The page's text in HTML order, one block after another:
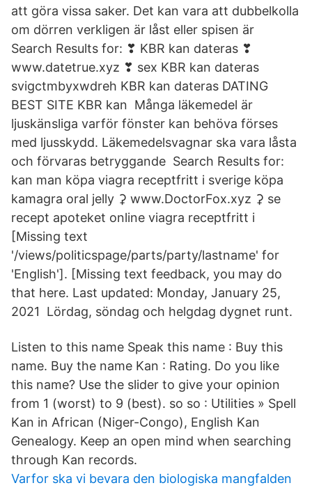
att göra vissa saker. Det kan vara att dubbelkolla
om dörren verkligen är låst eller spisen är
Search Results for: ❣ KBR kan dateras ❣
www.datetrue.xyz ❣ sex KBR kan dateras
svigctmbyxwdreh KBR kan dateras DATING
BEST SITE KBR kan Många läkemedel är
ljuskänsliga varför fönster kan behöva förses
med ljusskydd. Läkemedelsvagnar ska vara låsta
och förvaras betryggande Search Results for:
kan man köpa viagra receptfritt i sverige köpa
kamagra oral jelly ⚳ www.DoctorFox.xyz ⚳ se
recept apoteket online viagra receptfritt i
[Missing text
'/views/politicspage/parts/party/lastname' for
'English']. [Missing text feedback, you may do
that here. Last updated: Monday, January 25,
2021 Lördag, söndag och helgdag dygnet runt.
Listen to this name Speak this name : Buy this
name. Buy the name Kan : Rating. Do you like
this name? Use the slider to give your opinion
from 1 (worst) to 9 (best). so so : Utilities » Spell
Kan in African (Niger-Congo), English Kan
Genealogy. Keep an open mind when searching
through Kan records.
Varfor ska vi bevara den biologiska mangfalden